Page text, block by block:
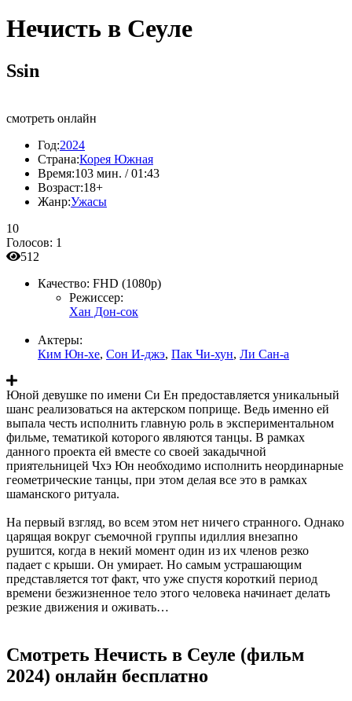
Нечисть в Сеуле
Ssin
смотреть онлайн
Год:2024
Страна:Корея Южная
Время:103 мин. / 01:43
Возраст:18+
Жанр:Ужасы
10
Голосов: 1
512
Качество: FHD (1080p)
Режиссер:
Хан Дон-сок
Актеры:
Ким Юн-хе, Сон И-джэ, Пак Чи-хун, Ли Сан-а
Юной девушке по имени Си Ен предоставляется уникальный
шанс реализоваться на актерском поприще. Ведь именно ей
выпала честь исполнить главную роль в экспериментальном
фильме, тематикой которого являются танцы. В рамках
данного проекта ей вместе со своей закадычной
приятельницей Чхэ Юн необходимо исполнить неординарные
геометрические танцы, при этом делая все это в рамках
шаманского ритуала.
На первый взгляд, во всем этом нет ничего странного. Однако
царящая вокруг съемочной группы идиллия внезапно
рушится, когда в некий момент один из их членов резко
падает с крыши. Он умирает. Но самым устрашающим
представляется тот факт, что уже спустя короткий период
времени безжизненное тело этого человека начинает делать
резкие движения и оживать…
Смотреть Нечисть в Сеуле (фильм
2024) онлайн бесплатно